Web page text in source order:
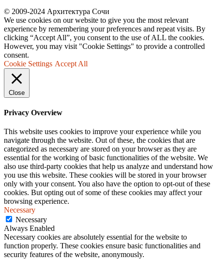
© 2009-2024 Архитектура Сочи
We use cookies on our website to give you the most relevant
experience by remembering your preferences and repeat visits. By
clicking “Accept All”, you consent to the use of ALL the cookies.
However, you may visit "Cookie Settings" to provide a controlled
consent.
Cookie Settings Accept All
Close
Privacy Overview
This website uses cookies to improve your experience while you
navigate through the website. Out of these, the cookies that are
categorized as necessary are stored on your browser as they are
essential for the working of basic functionalities of the website. We
also use third-party cookies that help us analyze and understand how
you use this website. These cookies will be stored in your browser
only with your consent. You also have the option to opt-out of these
cookies. But opting out of some of these cookies may affect your
browsing experience.
Necessary
Necessary
Always Enabled
Necessary cookies are absolutely essential for the website to
function properly. These cookies ensure basic functionalities and
security features of the website, anonymously.